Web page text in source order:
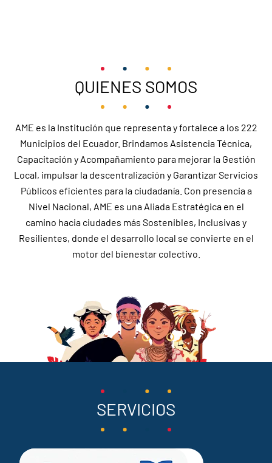
QUIENES SOMOS
AME es la Institución que representa y fortalece a los 222
Municipios del Ecuador. Brindamos Asistencia Técnica,
Capacitación y Acompañamiento para mejorar la Gestión
Local, impulsar la descentralización y Garantizar Servicios
Públicos eficientes para la ciudadanía. Con presencia a
Nivel Nacional, AME es una Aliada Estratégica en el
camino hacia ciudades más Sostenibles, Inclusivas y
Resilientes, donde el desarrollo local se convierte en el
motor del bienestar colectivo.
SERVICIOS